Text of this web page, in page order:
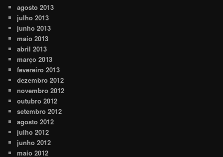
agosto 2013
julho 2013
junho 2013
maio 2013
abril 2013
março 2013
fevereiro 2013
dezembro 2012
novembro 2012
outubro 2012
setembro 2012
agosto 2012
julho 2012
junho 2012
maio 2012